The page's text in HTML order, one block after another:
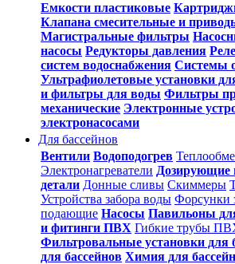
Емкости пластиковые
Клапана смесительные и
Магистральные фильтры
насосы Редукторы давления
систем водоснабжения Системы
Ультрафиолетовые установки
и фильтры для воды Фильтры
механические Электронные
электронасосами
Для бассейнов
Вентили Водоподогрев
Электронагреватели Дозирующие
детали Донные сливы Скиммеры
Устройства забора воды Форсунки
подающие Насосы Павильоны
и фитинги ПВХ Гибкие трубы
Фильтровальные установки для
для бассейнов Химия для